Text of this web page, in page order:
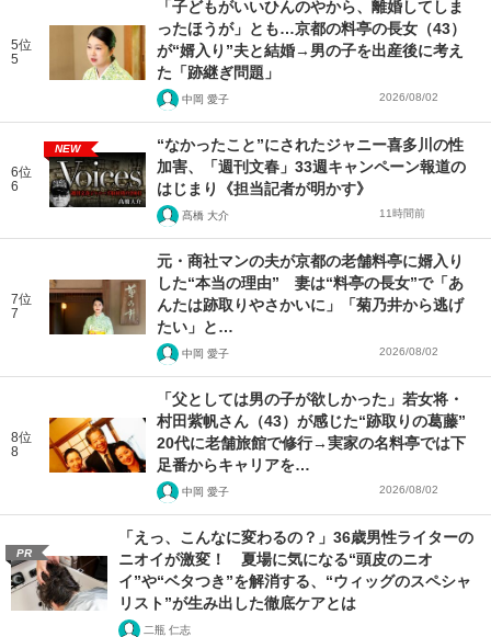
5位
5
「子どもがいいひんのやから、離婚してしま
ったほうが」とも…京都の料亭の長女（43）
が“婿入り”夫と結婚→男の子を出産後に考え
た「跡継ぎ問題」
中岡 愛子 2026/08/02
6位
6
NEW
“なかったこと”にされたジャニー喜多川の性
加害、「週刊文春」33週キャンペーン報道の
はじまり《担当記者が明かす》
髙橋 大介 11時間前
7位
7
元・商社マンの夫が京都の老舗料亭に婿入り
した“本当の理由” 妻は“料亭の長女”で「あ
んたは跡取りやさかいに」「菊乃井から逃げ
たい」と…
中岡 愛子 2026/08/02
8位
8
「父としては男の子が欲しかった」若女将・
村田紫帆さん（43）が感じた“跡取りの葛藤”
20代に老舗旅館で修行→実家の名料亭では下
足番からキャリアを…
中岡 愛子 2026/08/02
PR
「えっ、こんなに変わるの？」36歳男性ライターの
ニオイが激変！ 夏場に気になる“頭皮のニオ
イ”や“ベタつき”を解消する、“ウィッグのスペシャ
リスト”が生み出した徹底ケアとは
二瓶 仁志